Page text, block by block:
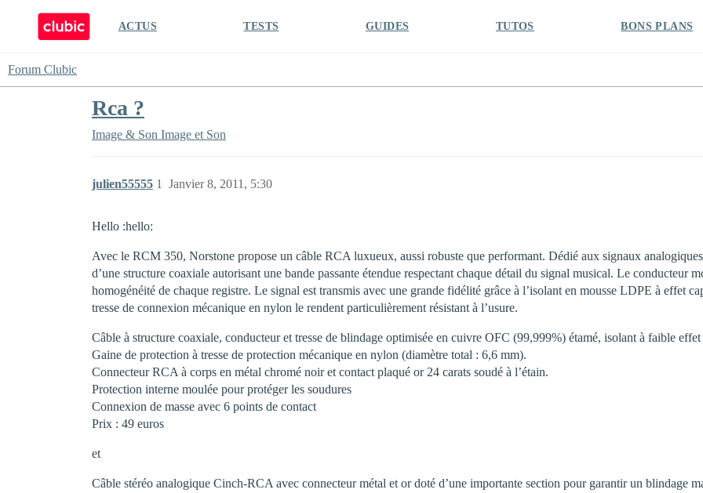
ACTUS TESTS GUIDES TUTOS BONS PLANS
Forum Clubic
Rca ?
Image & Son Image et Son
julien55555 Janvier 8, 2011, 5:30
1
Hello :hello:
Avec le RCM 350, Norstone propose un câble RCA luxueux, aussi robuste que performant. Dédié aux signaux
d’une structure coaxiale autorisant une bande passante étendue respectant chaque détail du signal musical. Le conducteur
homogénéité de chaque registre. Le signal est transmis avec une grande fidélité grâce à l’isolant en mousse LDPE à effet
tresse de connexion mécanique en nylon le rendent particulièrement résistant à l’usure.
Câble à structure coaxiale, conducteur et tresse de blindage optimisée en cuivre OFC (99,999%) étamé, isolant à faible
Gaine de protection à tresse de protection mécanique en nylon (diamètre total : 6,6 mm).
Connecteur RCA à corps en métal chromé noir et contact plaqué or 24 carats soudé à l’étain.
Protection interne moulée pour protéger les soudures
Connexion de masse avec 6 points de contact
Prix : 49 euros
et
Câble stéréo analogique Cinch-RCA avec connecteur métal et or doté d’une importante section pour garantir un blindage